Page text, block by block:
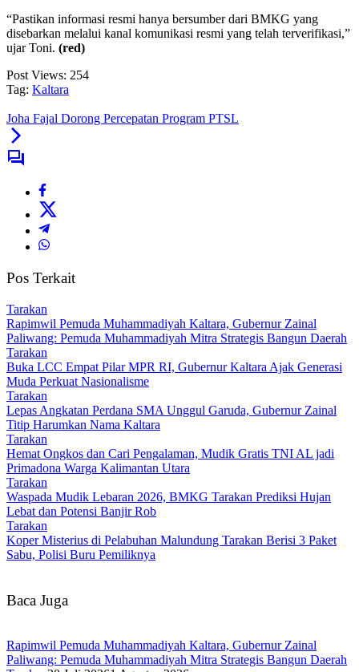
“Pastikan informasi resmi hanya bersumber dari BMKG yang
disebarkan melalui kanal komunikasi resmi yang telah terverifikasi,”
ujar Toni. (red)
Post Views: 254
Tag: Kaltara
Joha Fajal Dorong Percepatan Program PTSL
Pos Terkait
Tarakan
Rapimwil Pemuda Muhammadiyah Kaltara, Gubernur Zainal
Paliwang: Pemuda Muhammadiyah Mitra Strategis Bangun Daerah
Tarakan
Buka LCC Empat Pilar MPR RI, Gubernur Kaltara Ajak Generasi
Muda Perkuat Nasionalisme‎
Tarakan
Lepas Angkatan Perdana SMA Unggul Garuda, Gubernur Zainal
Titip Harumkan Nama Kaltara‎
Tarakan
Hemat Ongkos dan Cari Pengalaman, Mudik Gratis TNI AL jadi
Primadona Warga Kalimantan Utara
Tarakan
Waspada Mudik Lebaran 2026, BMKG Tarakan Prediksi Hujan
Lebat dan Potensi Banjir Rob
Tarakan
Koper Misterius di Pelabuhan Malundung Tarakan Berisi 3 Paket
Sabu, Polisi Buru Pemiliknya
Baca Juga
Rapimwil Pemuda Muhammadiyah Kaltara, Gubernur Zainal
Paliwang: Pemuda Muhammadiyah Mitra Strategis Bangun Daerah